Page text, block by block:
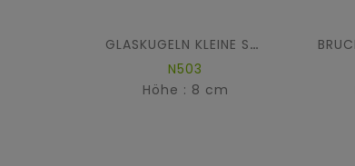
GLASKUGELN KLEINE SCHNEEFLOCKEN (6er-Packung)
N503
Höhe : 8 cm